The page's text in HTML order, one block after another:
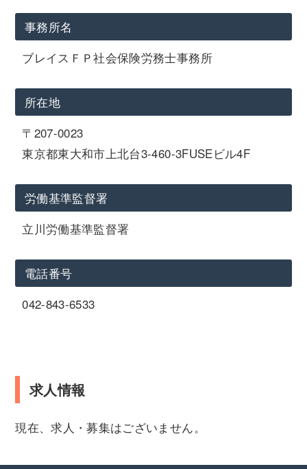
事務所名
ブレイスＦＰ社会保険労務士事務所
所在地
〒207-0023
東京都東大和市上北台3-460-3FUSEビル4F
労働基準監督署
立川労働基準監督署
電話番号
042-843-6533
求人情報
現在、求人・募集はございません。